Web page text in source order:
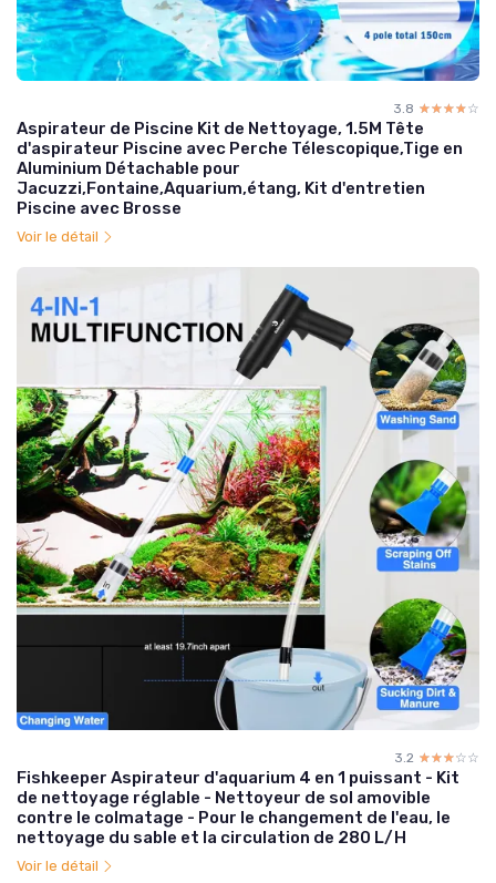
3.8 ☆☆☆☆☆
★★★★★
Aspirateur de Piscine Kit de Nettoyage, 1.5M Tête
d'aspirateur Piscine avec Perche Télescopique,Tige en
Aluminium Détachable pour
Jacuzzi,Fontaine,Aquarium,étang, Kit d'entretien
Piscine avec Brosse
Voir le détail
3.2 ☆☆☆☆☆
★★★★★
Fishkeeper Aspirateur d'aquarium 4 en 1 puissant - Kit
de nettoyage réglable - Nettoyeur de sol amovible
contre le colmatage - Pour le changement de l'eau, le
nettoyage du sable et la circulation de 280 L/H
Voir le détail